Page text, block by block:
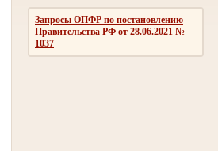
Запросы ОПФР по постановлению
Правительства РФ от 28.06.2021 №
1037